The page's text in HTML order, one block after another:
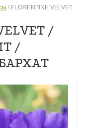
\ FLORENTINE VELVET
/
/